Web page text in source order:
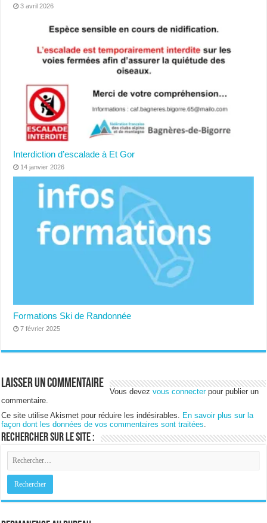
3 avril 2026
Interdiction d’escalade à Et Gor
14 janvier 2026
Formations Ski de Randonnée
7 février 2025
Laisser un commentaire
Vous devezvous connecterpour publier un
commentaire.
Ce site utilise Akismet pour réduire les indésirables. En savoir plus sur la
façon dont les données de vos commentaires sont traitées.
Rechercher sur le site :